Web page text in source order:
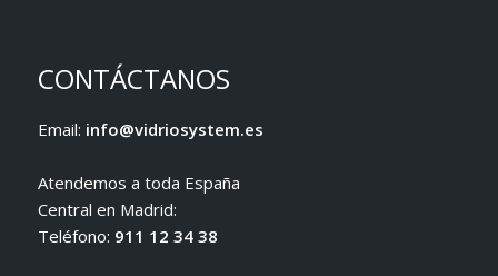
CONTÁCTANOS
Email: info@vidriosystem.es
Atendemos a toda España
Central en Madrid:
Teléfono: 911 12 34 38